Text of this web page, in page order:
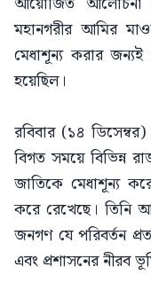
মহানগরীর আমির
মেধাশূন্য করার জন্যই
হয়েছিল।
রবিবার (১৪
বিগত সময়ে বিভিন্ন
জাতিকে মেধাশূন্য
করে রেখেছে। তিনি
জনগণ যে পরিবর্তন
এবং প্রশাসনের নীরব